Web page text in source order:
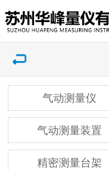
气动测量仪
气动测量装置
精密测量台架